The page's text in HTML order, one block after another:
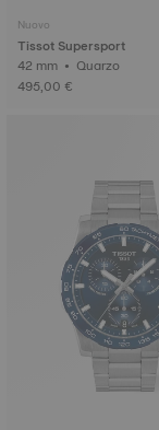
Nuovo
Tissot Supersport
42 mm • Quarzo
495,00 €